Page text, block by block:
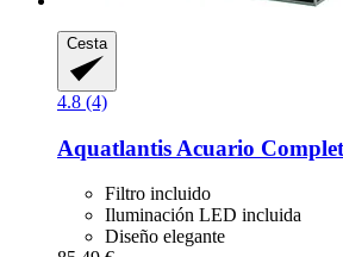
Cesta
4.8 (4)
Aquatlantis Acuario
Filtro incluido
Iluminación LED incluida
Diseño elegante